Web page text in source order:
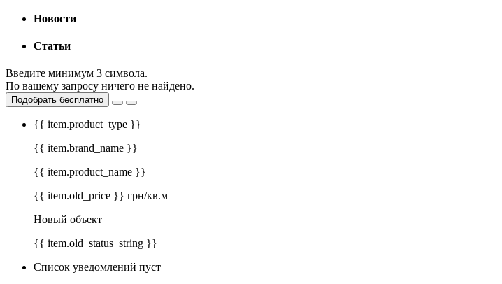
Новости
Статьи
Введите минимум 3 символа.
По вашему запросу ничего не найдено.
Подобрать бесплатно
{{ item.product_type }}
{{ item.brand_name }}
{{ item.product_name }}
{{ item.old_price }} грн/кв.м
Новый объект
{{ item.old_status_string }}
Список уведомлений пуст